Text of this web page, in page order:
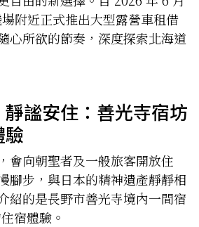
附近正式推出大型露營車租借
心所欲的節奏，深度探索北海道
靜謐安住：善光寺宿坊
驗
會向朝聖者及一般旅客開放住
腳步，與日本的精神遺產靜靜相
紹的是長野市善光寺境內一間宿
宿體驗。